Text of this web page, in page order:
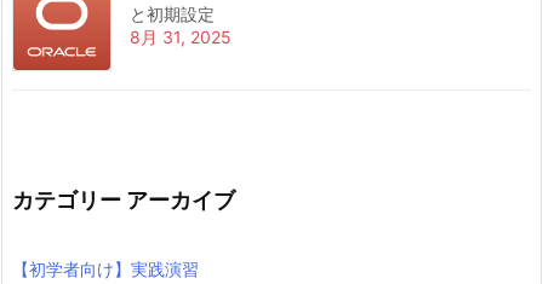
と初期設定
8月 31, 2025
カテゴリー アーカイブ
【初学者向け】実践演習